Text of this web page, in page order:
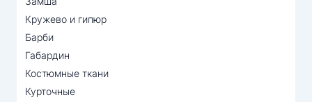
Кружево и гипюр
Барби
Габардин
Костюмные ткани
Курточные